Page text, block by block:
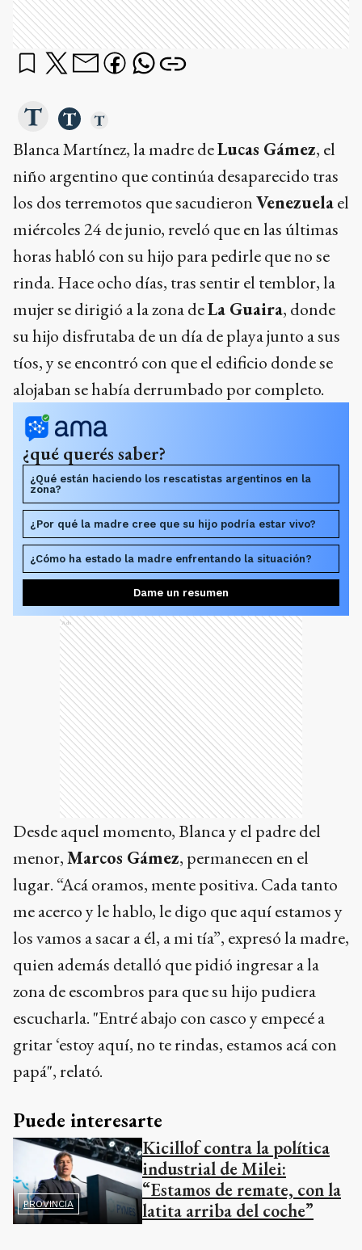
Blanca Martínez, la madre deLucas Gámez, el
niño argentino que continúa desaparecido tras
los dos terremotos que sacudieronVenezuelael
miércoles 24 de junio, reveló que en las últimas
horas habló con su hijo para pedirle que no se
rinda. Hace ocho días, tras sentir el temblor, la
mujer se dirigió a la zona deLa Guaira, donde
su hijo disfrutaba de un día de playa junto a sus
tíos, y se encontró con que el edificio donde se
alojaban se había derrumbado por completo.
¿qué querés saber?
¿Qué están haciendo los rescatistas argentinos en la
zona?
¿Por qué la madre cree que su hijo podría estar vivo?
¿Cómo ha estado la madre enfrentando la situación?
Dame un resumen
Ads
Desde aquel momento, Blanca y el padre del
menor,Marcos Gámez, permanecen en el
lugar. “Acá oramos, mente positiva. Cada tanto
me acerco y le hablo, le digo que aquí estamos y
los vamos a sacar a él, a mi tía”, expresó la madre,
quien además detalló que pidió ingresar a la
zona de escombros para que su hijo pudiera
escucharla. "Entré abajo con casco y empecé a
gritar ‘estoy aquí, no te rindas, estamos acá con
papá", relató.
Puede interesarte
PROVINCIA
Kicillof contra la política
industrial de Milei:
“Estamos de remate, con la
latita arriba del coche”